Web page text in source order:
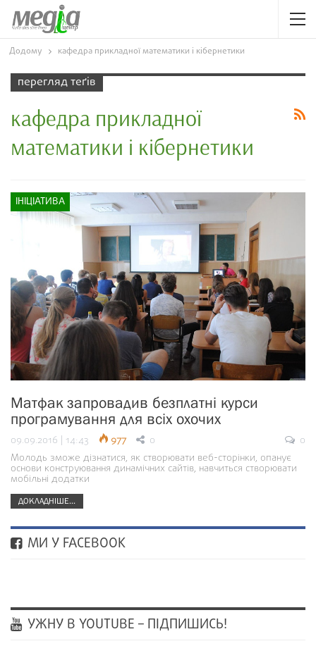
Додому кафедра прикладної математики і кібернетики
перегляд теґів
кафедра прикладної
математики і кібернетики
ІНІЦІАТИВА
Матфак запровадив безплатні курси
програмування для всіх охочих
09.09.2016 | 14:43 977 0
0
Молодь зможе дізнатися, як створювати веб-сторінки, опанує
основи конструювання динамічних сайтів, навчиться створювати
мобільні додатки
ДОКЛАДНІШЕ...
МИ У FACEBOOK
УЖНУ В YOUTUBE – ПІДПИШИСЬ!